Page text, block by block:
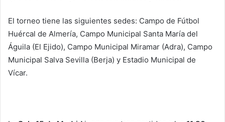
El torneo tiene las siguientes sedes: Campo de Fútbol
Huércal de Almería, Campo Municipal Santa María del
Águila (El Ejido), Campo Municipal Miramar (Adra), Campo
Municipal Salva Sevilla (Berja) y Estadio Municipal de
Vícar.